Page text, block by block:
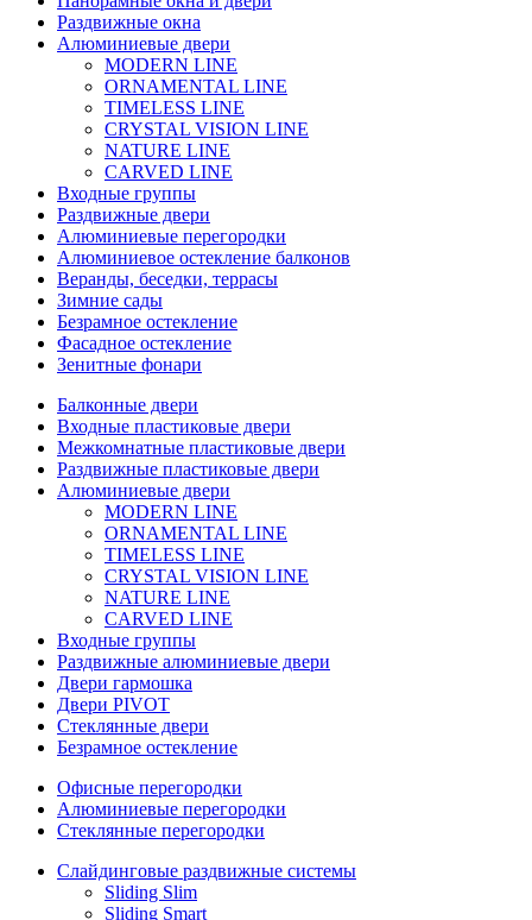
Раздвижные окна
Алюминиевые двери
MODERN LINE
ORNAMENTAL LINE
TIMELESS LINE
CRYSTAL VISION LINE
NATURE LINE
CARVED LINE
Входные группы
Раздвижные двери
Алюминиевые перегородки
Алюминиевое остекление балконов
Веранды, беседки, террасы
Зимние сады
Безрамное остекление
Фасадное остекление
Зенитные фонари
Балконные двери
Входные пластиковые двери
Межкомнатные пластиковые двери
Раздвижные пластиковые двери
Алюминиевые двери
MODERN LINE
ORNAMENTAL LINE
TIMELESS LINE
CRYSTAL VISION LINE
NATURE LINE
CARVED LINE
Входные группы
Раздвижные алюминиевые двери
Двери гармошка
Двери PIVOT
Стеклянные двери
Безрамное остекление
Офисные перегородки
Алюминиевые перегородки
Стеклянные перегородки
Слайдинговые раздвижные системы
Sliding Slim
Sliding Smart